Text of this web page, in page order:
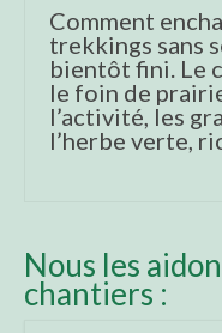
Comment
trekkings sans
bientôt fini. Le
le foin de
l’activité, les
l’herbe verte,
Nous les
chantiers :